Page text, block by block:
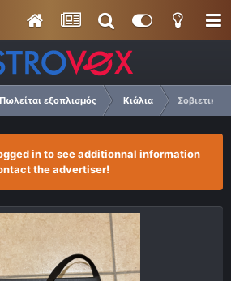
Πωλείται εξοπλισμός Κιάλια Σοβιετικά
in to see additionnal information
the advertiser!